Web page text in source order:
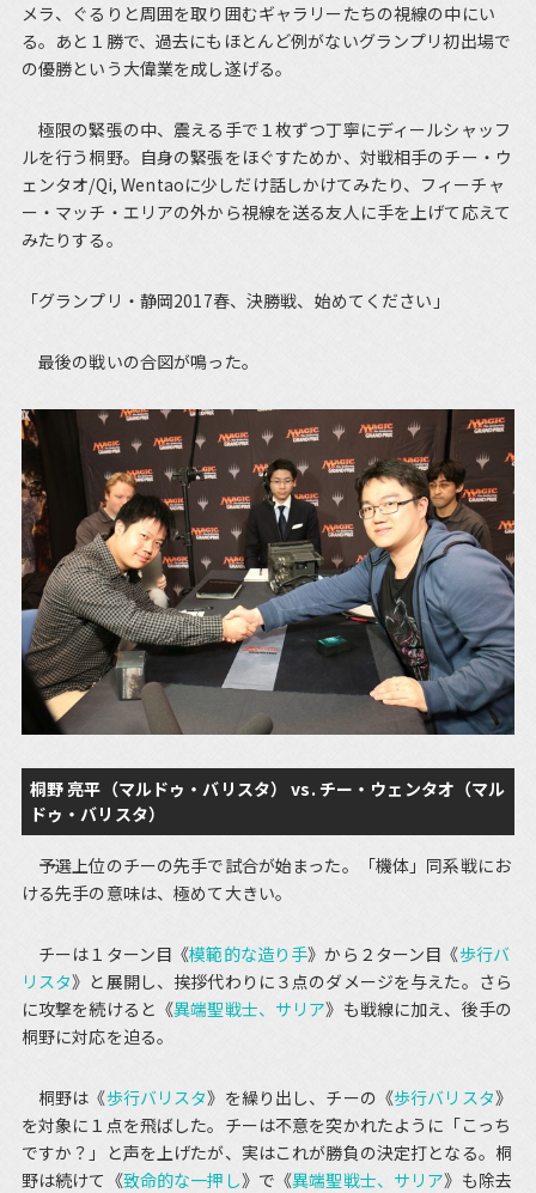
メラ、ぐるりと周囲を取り囲むギャラリーたちの視線の中にい
る。あと１勝で、過去にもほとんど例がないグランプリ初出場で
の優勝という大偉業を成し遂げる。
極限の緊張の中、震える手で１枚ずつ丁寧にディールシャッフ
ルを行う桐野。自身の緊張をほぐすためか、対戦相手のチー・ウ
ェンタオ/Qi, Wentaoに少しだけ話しかけてみたり、フィーチャ
ー・マッチ・エリアの外から視線を送る友人に手を上げて応えて
みたりする。
「グランプリ・静岡2017春、決勝戦、始めてください」
最後の戦いの合図が鳴った。
桐野 亮平（マルドゥ・バリスタ） vs. チー・ウェンタオ（マル
ドゥ・バリスタ）
予選上位のチーの先手で試合が始まった。「機体」同系戦にお
ける先手の意味は、極めて大きい。
チーは１ターン目《模範的な造り手》から２ターン目《歩行バ
リスタ》と展開し、挨拶代わりに３点のダメージを与えた。さら
に攻撃を続けると《異端聖戦士、サリア》も戦線に加え、後手の
桐野に対応を迫る。
桐野は《歩行バリスタ》を繰り出し、チーの《歩行バリスタ》
を対象に１点を飛ばした。チーは不意を突かれたように「こっち
ですか？」と声を上げたが、実はこれが勝負の決定打となる。桐
野は続けて《致命的な一押し》で《異端聖戦士、サリア》も除去